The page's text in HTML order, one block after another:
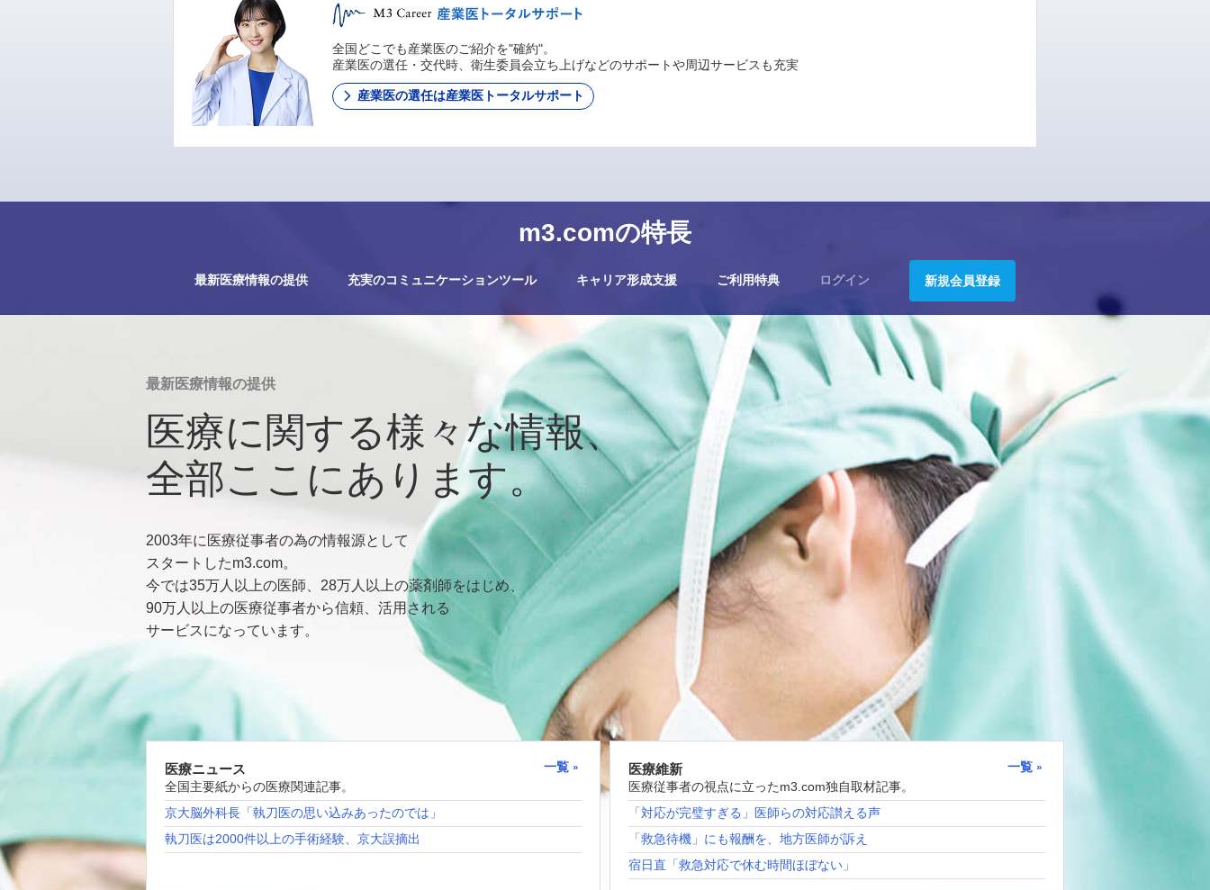
m3.comの特長
最新医療情報の提供 充実のコミュニケーションツール キャリア形成支援 ご利用特典 ログイン 新規会員登録
全国どこでも産業医のご紹介を"確約"。
産業医の選任・交代時、衛生委員会立ち上げなどのサポートや周辺サービスも充実
産業医の選任は産業医トータルサポート
最新医療情報の提供
医療に関する様々な情報、
全部ここにあります。
2003年に医療従事者の為の情報源として
スタートしたm3.com。
今では35万人以上の医師、28万人以上の薬剤師をはじめ、
90万人以上の医療従事者から信頼、活用される
サービスになっています。
医療ニュース
一覧
全国主要紙からの医療関連記事。
京大脳外科長「執刀医の思い込みあったのでは」
執刀医は2000件以上の手術経験、京大誤摘出
医療維新
一覧
医療従事者の視点に立ったm3.com独自取材記事。
「対応が完璧すぎる」医師らの対応讃える声
「救急待機」にも報酬を、地方医師が訴え
宿日直「救急対応で休む時間ほぼない」